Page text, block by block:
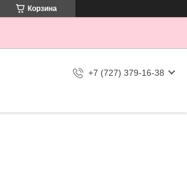
Корзина
+7 (727) 379-16-38